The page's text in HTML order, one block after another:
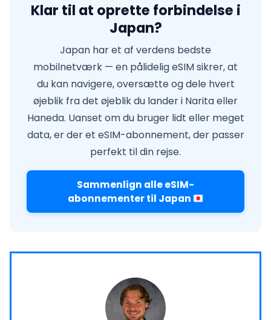
Klar til at oprette forbindelse i
Japan?
Japan har et af verdens bedste
mobilnetværk — en pålidelig eSIM sikrer, at
du kan navigere, oversætte og dele hvert
øjeblik fra det øjeblik du lander i Narita eller
Haneda. Uanset om du bruger lidt eller meget
data, er der et eSIM-abonnement, der passer
perfekt til din rejse.
Sammenlign alle eSIM-
abonnementer til Japan